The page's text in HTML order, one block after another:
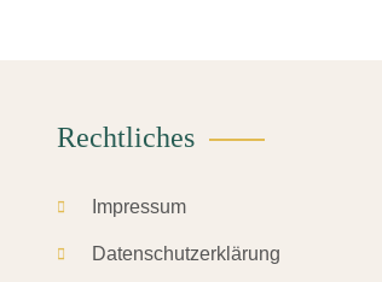
Rechtliches
Impressum
Datenschutzerklärung